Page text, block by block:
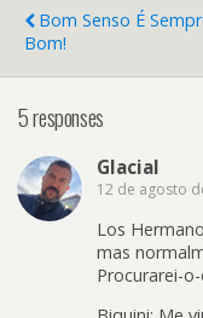
Bom Senso É
Bom!
5 responses
Glacial
12 de agosto
Los
mas
Procurarei-o-